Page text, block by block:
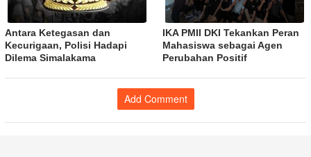
Antara Ketegasan dan
Kecurigaan, Polisi Hadapi
Dilema Simalakama
IKA PMII DKI Tekankan Peran
Mahasiswa sebagai Agen
Perubahan Positif
Add Comment